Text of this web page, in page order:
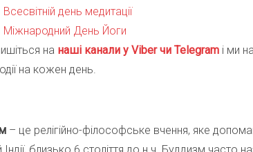
Всесвітній день медитації
Міжнародний День Йоги
на наші канали у Viber чи Telegram і ми
на кожен день.
– це релігійно-філософське вчення, яке